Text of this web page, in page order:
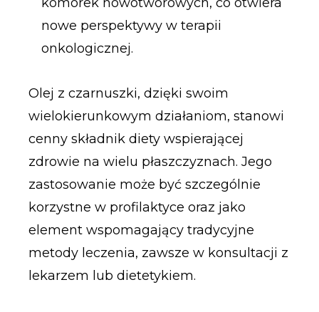
nowe perspektywy w terapii
onkologicznej.
Olej z czarnuszki, dzięki swoim
wielokierunkowym działaniom, stanowi
cenny składnik diety wspierającej
zdrowie na wielu płaszczyznach. Jego
zastosowanie może być szczególnie
korzystne w profilaktyce oraz jako
element wspomagający tradycyjne
metody leczenia, zawsze w konsultacji z
lekarzem lub dietetykiem.